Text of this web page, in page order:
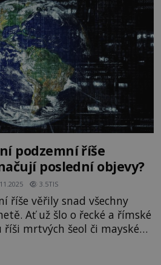
podzemní říše
poslední objevy?
3.5TIS
říše věřily snad všechny
Ať už šlo o řecké a římské
mrtvých šeol či mayské
tyto představy měly jedno